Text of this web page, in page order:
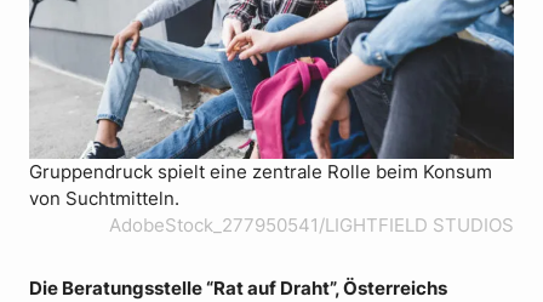
Gruppendruck spielt eine zentrale Rolle beim Konsum
von Suchtmitteln.
AdobeStock_277950541/LIGHTFIELD STUDIOS
Die Beratungsstelle “Rat auf Draht”, Österreichs